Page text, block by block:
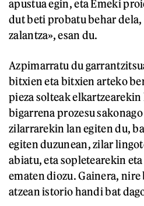
apustua egin, eta Emeki
dut beti probatu behar
zalantza», esan du.
Azpimarratu du
bitxien eta bitxien arteko
pieza solteak elkartzearekin
bigarrena prozesu
zilarrarekin lan egiten du,
egiten duzunean, zilar
abiatu, eta sopletearekin
ematen diozu. Gainera,
atzean istorio handi bat